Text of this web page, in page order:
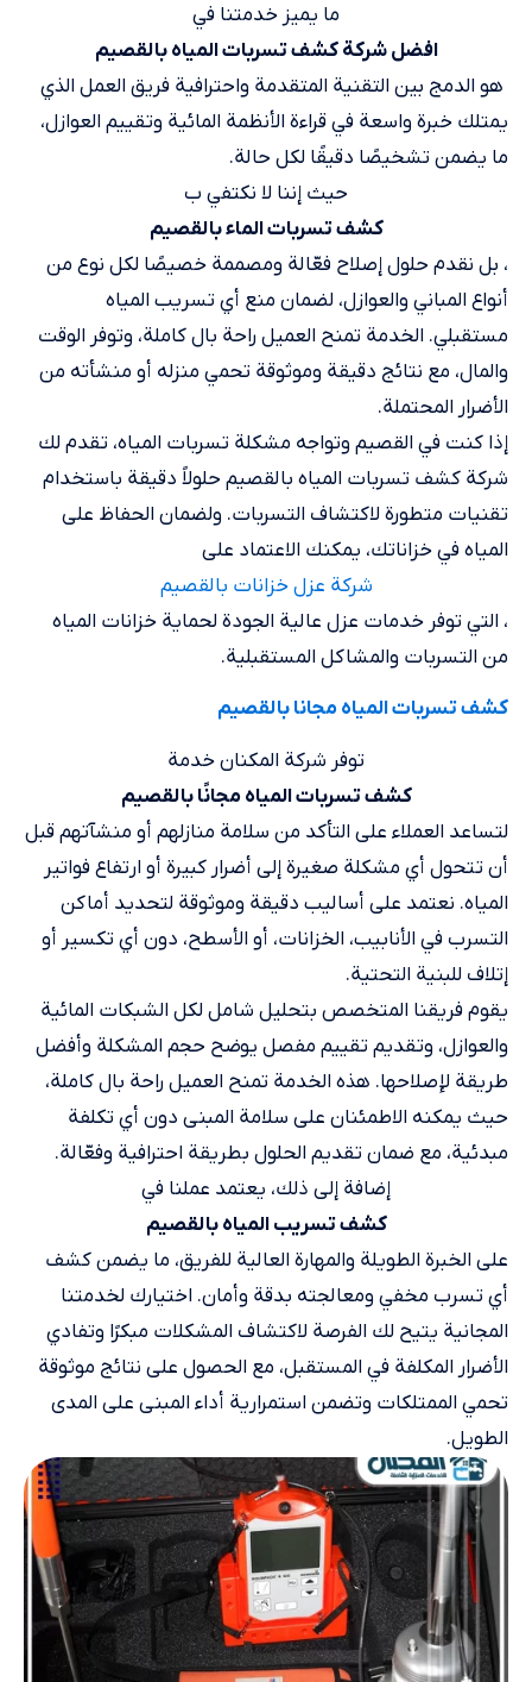
ما يميز خدمتنا في
افضل شركة كشف تسربات المياه بالقصيم
​ هو الدمج بين التقنية المتقدمة واحترافية فريق العمل الذي
يمتلك خبرة واسعة في قراءة الأنظمة المائية وتقييم العوازل،
ما يضمن تشخيصًا دقيقًا لكل حالة.
حيث إننا لا نكتفي ب
كشف تسربات الماء بالقصيم
​، بل نقدم حلول إصلاح فعّالة ومصممة خصيصًا لكل نوع من
أنواع المباني والعوازل، لضمان منع أي تسريب المياه
مستقبلي. الخدمة تمنح العميل راحة بال كاملة، وتوفر الوقت
والمال، مع نتائج دقيقة وموثوقة تحمي منزله أو منشأته من
الأضرار المحتملة.
إذا كنت في القصيم وتواجه مشكلة تسربات المياه، تقدم لك
شركة كشف تسربات المياه بالقصيم حلولاً دقيقة باستخدام
تقنيات متطورة لاكتشاف التسربات. ولضمان الحفاظ على
المياه في خزاناتك، يمكنك الاعتماد على
شركة عزل خزانات بالقصيم
، التي توفر خدمات عزل عالية الجودة لحماية خزانات المياه
من التسربات والمشاكل المستقبلية.
كشف تسربات المياه مجانا​ بالقصيم
توفر شركة المكنان خدمة
كشف تسربات المياه مجانًا بالقصيم
لتساعد العملاء على التأكد من سلامة منازلهم أو منشآتهم قبل
أن تتحول أي مشكلة صغيرة إلى أضرار كبيرة أو ارتفاع فواتير
المياه. نعتمد على أساليب دقيقة وموثوقة لتحديد أماكن
التسرب في الأنابيب، الخزانات، أو الأسطح، دون أي تكسير أو
إتلاف للبنية التحتية.
يقوم فريقنا المتخصص بتحليل شامل لكل الشبكات المائية
والعوازل، وتقديم تقييم مفصل يوضح حجم المشكلة وأفضل
طريقة لإصلاحها. هذه الخدمة تمنح العميل راحة بال كاملة،
حيث يمكنه الاطمئنان على سلامة المبنى دون أي تكلفة
مبدئية، مع ضمان تقديم الحلول بطريقة احترافية وفعّالة.
إضافة إلى ذلك، يعتمد عملنا في
كشف تسريب المياه​ بالقصيم
على الخبرة الطويلة والمهارة العالية للفريق، ما يضمن كشف
أي تسرب مخفي ومعالجته بدقة وأمان. اختيارك لخدمتنا
المجانية يتيح لك الفرصة لاكتشاف المشكلات مبكرًا وتفادي
الأضرار المكلفة في المستقبل، مع الحصول على نتائج موثوقة
تحمي الممتلكات وتضمن استمرارية أداء المبنى على المدى
الطويل.